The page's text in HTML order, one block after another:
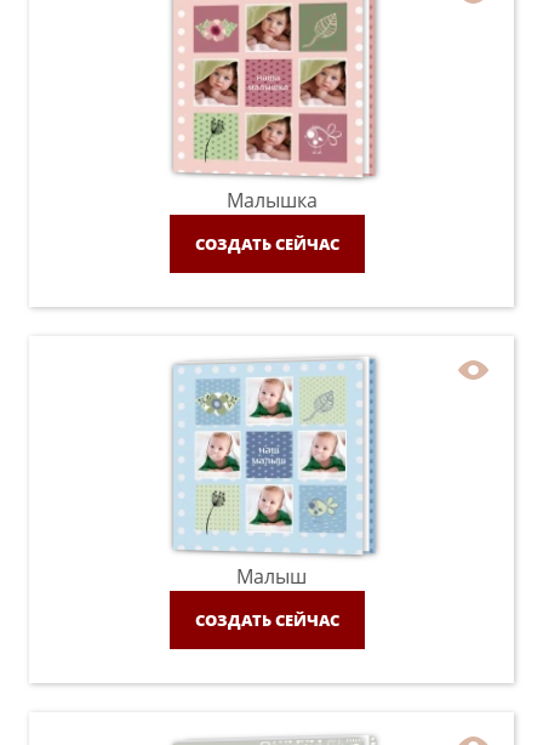
Малышка
СОЗДАТЬ СЕЙЧАС
Малыш
СОЗДАТЬ СЕЙЧАС